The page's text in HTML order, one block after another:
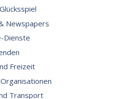
Newspapers
Dienste
Freizeit
Transport